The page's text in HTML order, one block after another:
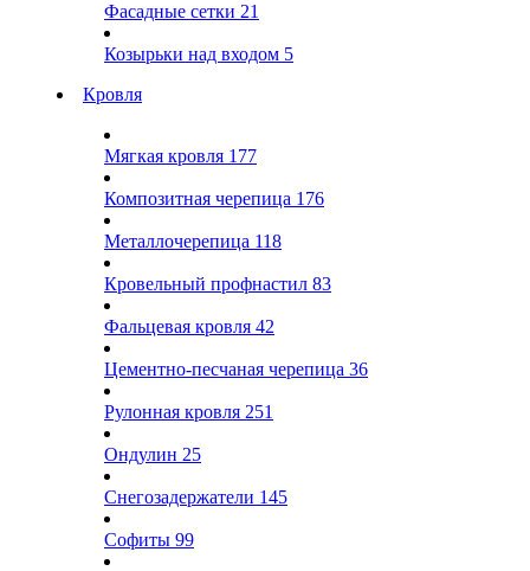
Фасадные сетки 21
Козырьки над входом 5
Кровля
Мягкая кровля 177
Композитная черепица 176
Металлочерепица 118
Кровельный профнастил 83
Фальцевая кровля 42
Цементно-песчаная черепица 36
Рулонная кровля 251
Ондулин 25
Снегозадержатели 145
Софиты 99